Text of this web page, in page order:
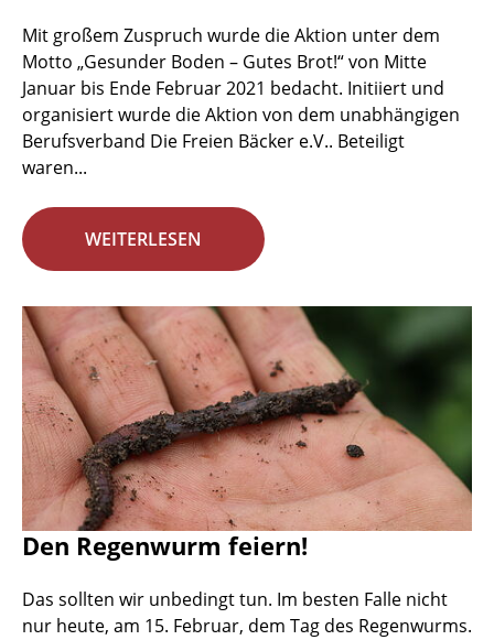
Mit großem Zuspruch wurde die Aktion unter dem
Motto „Gesunder Boden – Gutes Brot!“ von Mitte
Januar bis Ende Februar 2021 bedacht. Initiiert und
organisiert wurde die Aktion von dem unabhängigen
Berufsverband Die Freien Bäcker e.V.. Beteiligt
waren...
WEITERLESEN
Den Regenwurm feiern!
Das sollten wir unbedingt tun. Im besten Falle nicht
nur heute, am 15. Februar, dem Tag des Regenwurms.